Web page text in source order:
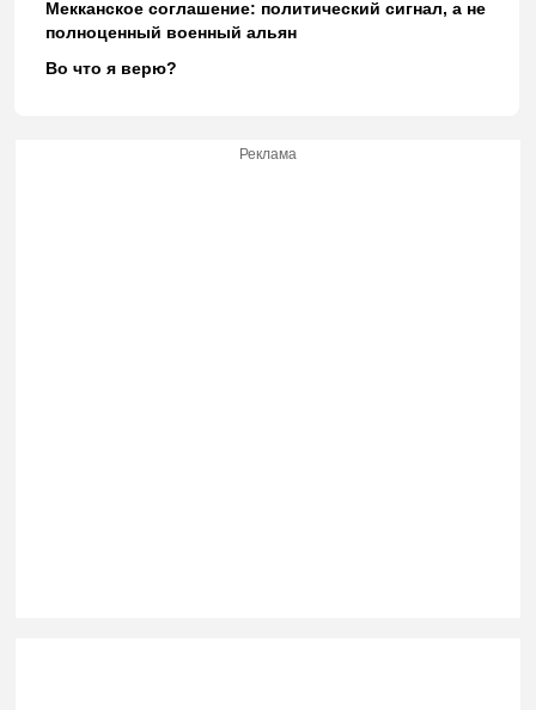
Мекканское соглашение: политический сигнал, а не
полноценный военный альян
Во что я верю?
Реклама